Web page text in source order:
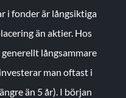
i fonder är långsiktiga
än aktier. Hos
långsammare
man oftast i
än 5 år). I början